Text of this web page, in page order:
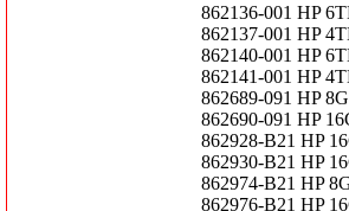
862136-001 HP
862137-001 HP
862140-001 HP
862141-001 HP
862689-091 HP
862690-091 HP
862928-B21 HP
862930-B21 HP
862974-B21 HP
862976-B21 HP